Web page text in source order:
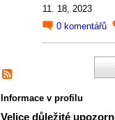
11. 18, 2023
0 komentářů
Informace v profilu
Velice důležité